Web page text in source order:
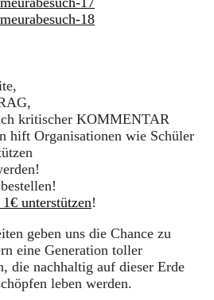
kritischer KOMMENTAR
hift Organisationen wie Schüler
bestellen!
unterstützen!
geben uns die Chance zu
eine Generation toller
die nachhaltig auf dieser Erde
leben werden.